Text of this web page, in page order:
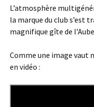
L’atmosphère
la marque du club s’est
magnifique gîte de
Comme une image vaut
en vidéo :